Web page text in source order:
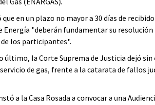
en un plazo no mayor a 30 días de
"deberán fundamentar su
los participantes".
último, la Corte Suprema de Justicia dejó
de gas, frente a la catarata de fallos
a la Casa Rosada a convocar a una